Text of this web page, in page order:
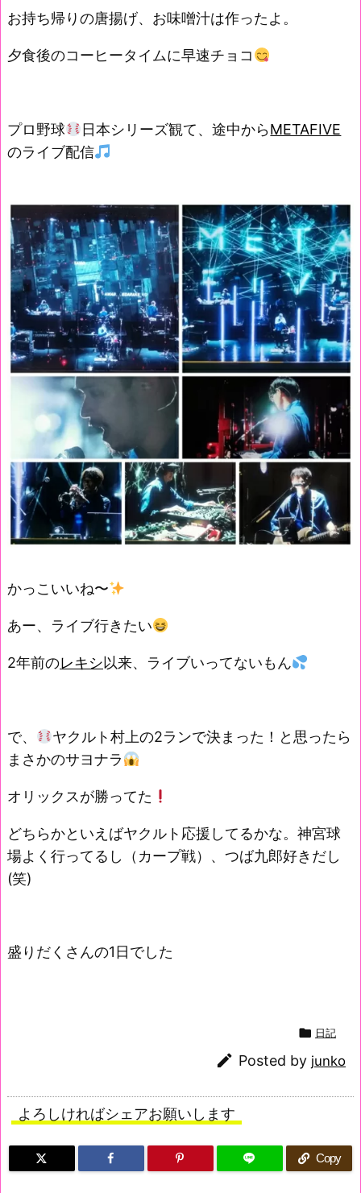
お持ち帰りの唐揚げ、お味噌汁は作ったよ。
夕食後のコーヒータイムに早速チョコ
プロ野球 日本シリーズ観て、途中からMETAFIVE
のライブ配信
かっこいいね〜
あー、ライブ行きたい
2年前のレキシ以来、ライブいってないもん
で、
ヤクルト村上の2ランで決まった！と思ったら
まさかのサヨナラ
オリックスが勝ってた
どちらかといえばヤクルト応援してるかな。神宮球
場よく行ってるし（カープ戦）、つば九郎好きだし
(笑)
盛りだくさんの1日でした
 日記
 Posted by junko
よろしければシェアお願いします
Copy